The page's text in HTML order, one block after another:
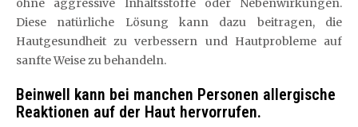
ohne aggressive Inhaltsstoffe oder Nebenwirkungen.
Diese natürliche Lösung kann dazu beitragen, die
Hautgesundheit zu verbessern und Hautprobleme auf
sanfte Weise zu behandeln.
Beinwell kann bei manchen Personen allergische
Reaktionen auf der Haut hervorrufen.